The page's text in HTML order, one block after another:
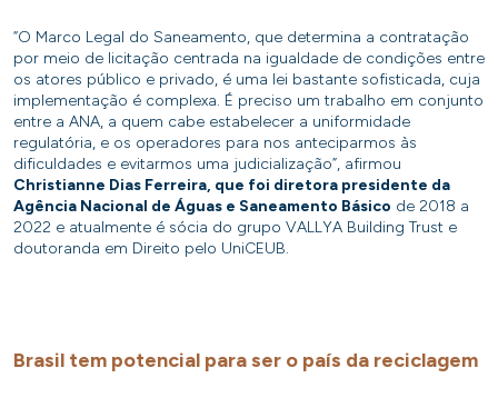
“O Marco Legal do Saneamento, que determina a contratação
por meio de licitação centrada na igualdade de condições entre
os atores público e privado, é uma lei bastante sofisticada, cuja
implementação é complexa. É preciso um trabalho em conjunto
entre a ANA, a quem cabe estabelecer a uniformidade
regulatória, e os operadores para nos anteciparmos às
dificuldades e evitarmos uma judicialização”, afirmou
Christianne Dias Ferreira, que foi diretora presidente da
Agência Nacional de Águas e Saneamento Básico de 2018 a
2022 e atualmente é sócia do grupo VALLYA Building Trust e
doutoranda em Direito pelo UniCEUB.
Brasil tem potencial para ser o país da reciclagem